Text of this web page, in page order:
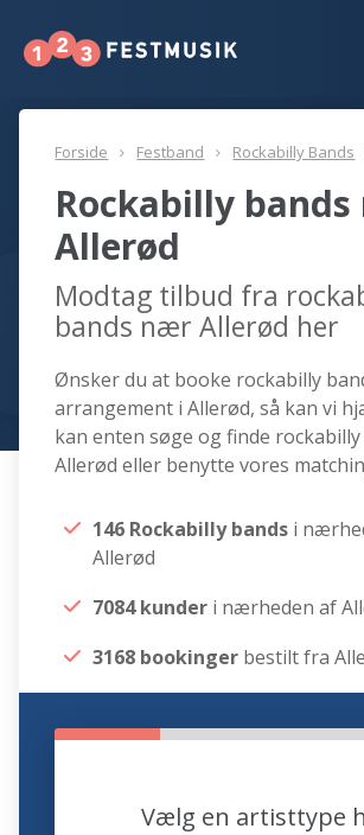
Forside Festband Rockabilly Bands
Rockabilly
Allerød
Modtag tilbud fra
bands nær Allerød her
Ønsker du at booke rockabilly
arrangement i Allerød, så kan vi
kan enten søge og finde
Allerød eller benytte vores
146 Rockabilly bands i
Allerød
7084 kunder i nærheden af
3168 bookinger bestilt fra
Vælg en artisttype